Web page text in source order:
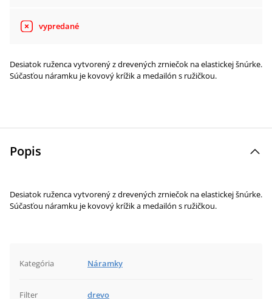
vypredané
Desiatok ruženca vytvorený z drevených zrniečok na elastickej šnúrke.
Súčasťou náramku je kovový krížik a medailón s ružičkou.
Popis
Desiatok ruženca vytvorený z drevených zrniečok na elastickej šnúrke.
Súčasťou náramku je kovový krížik a medailón s ružičkou.
Kategória Náramky
Filter
drevo